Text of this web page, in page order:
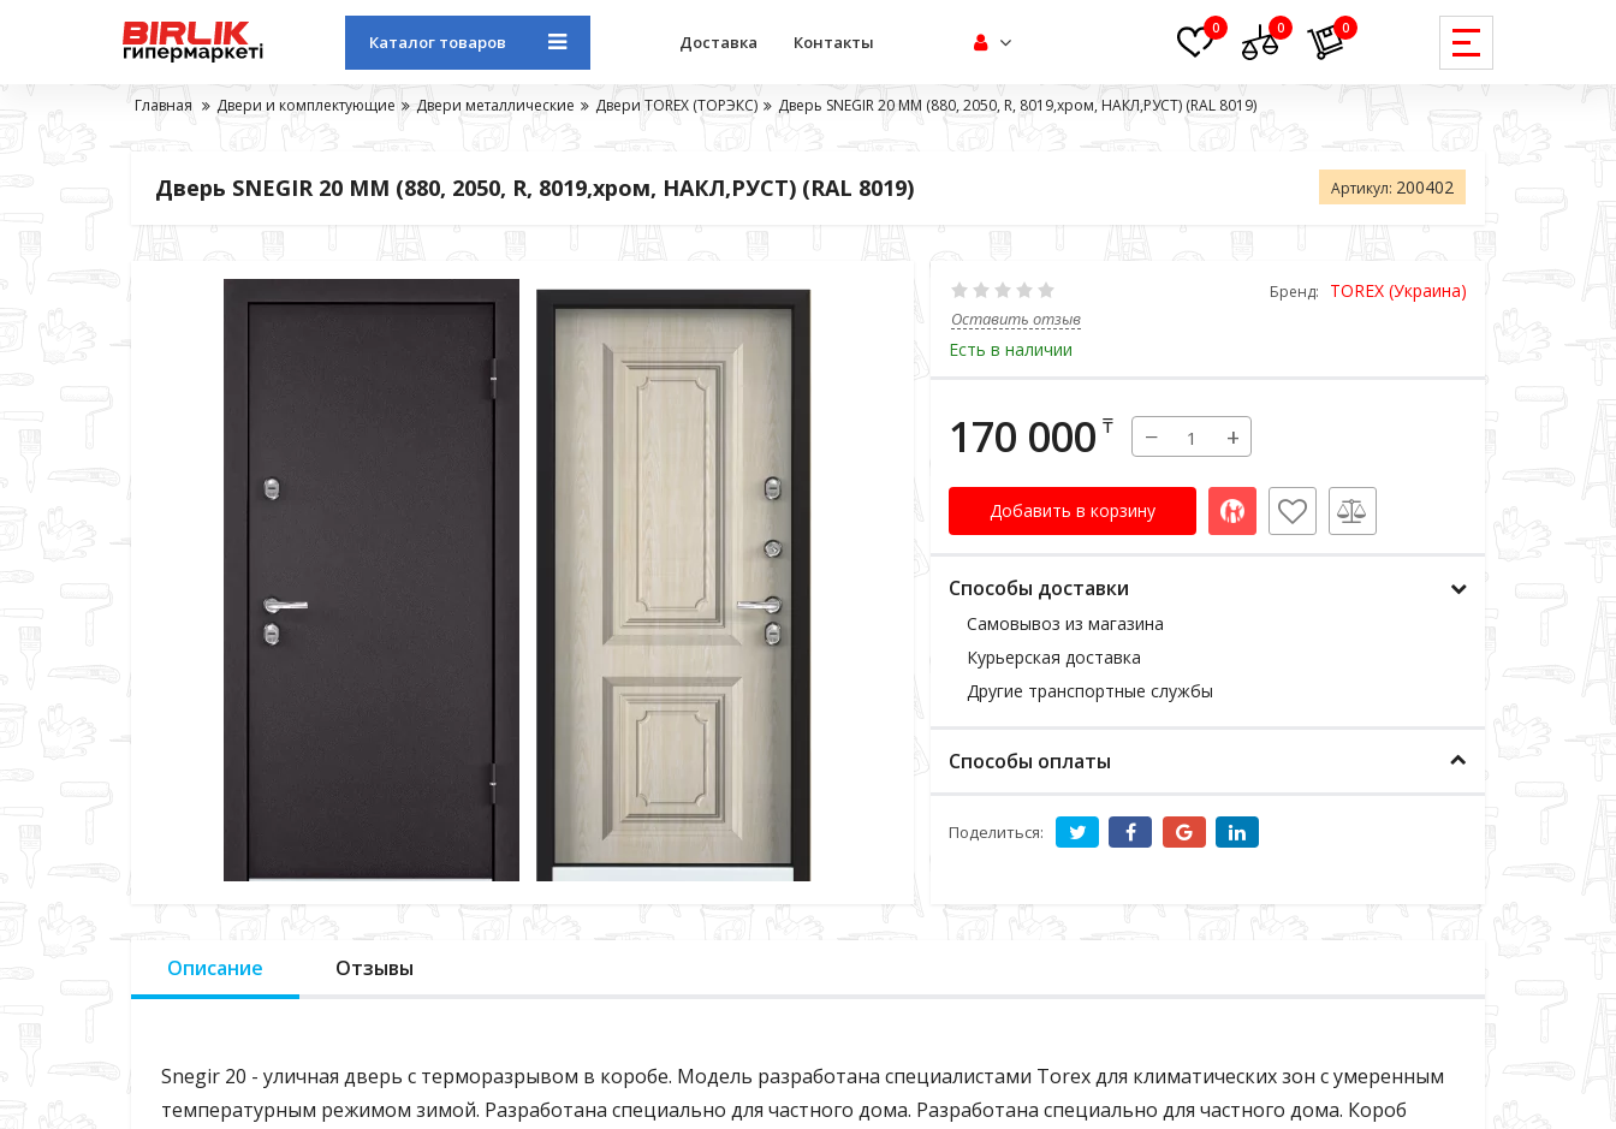
Каталог товаров Доставка Контакты
0 0 0
Главная Двери и комплектующие Двери металлические Двери TOREX (ТОРЭКС) Дверь SNEGIR 20 MМ (880, 2050, R, 8019,хром, НАКЛ,РУСТ) (RAL 8019)
Дверь SNEGIR 20 MМ (880, 2050, R, 8019,хром, НАКЛ,РУСТ) (RAL 8019) Артикул: 200402
Бренд: TOREX (Украина)
Оставить отзыв
Есть в наличии
170 000 ₸ − +
Добавить в корзину
Способы доставки
Самовывоз из магазина
Курьерская доставка
Другие транспортные службы
Способы оплаты
Поделиться:
Описание Отзывы
Snegir 20 - уличная дверь с терморазрывом в коробе. Модель разработана специалистами Torex для климатических зон с умеренным
температурным режимом зимой. Разработана специально для частного дома. Разработана специально для частного дома. Короб